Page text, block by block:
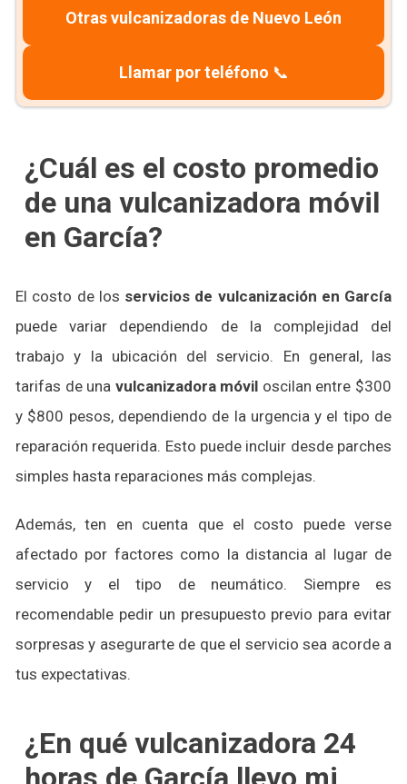
Otras vulcanizadoras de Nuevo León
Llamar por teléfono 📞
¿Cuál es el costo promedio
de una vulcanizadora móvil
en García?
El costo de los servicios de vulcanización en García
puede variar dependiendo de la complejidad del
trabajo y la ubicación del servicio. En general, las
tarifas de una vulcanizadora móvil oscilan entre $300
y $800 pesos, dependiendo de la urgencia y el tipo de
reparación requerida. Esto puede incluir desde parches
simples hasta reparaciones más complejas.
Además, ten en cuenta que el costo puede verse
afectado por factores como la distancia al lugar de
servicio y el tipo de neumático. Siempre es
recomendable pedir un presupuesto previo para evitar
sorpresas y asegurarte de que el servicio sea acorde a
tus expectativas.
¿En qué vulcanizadora 24